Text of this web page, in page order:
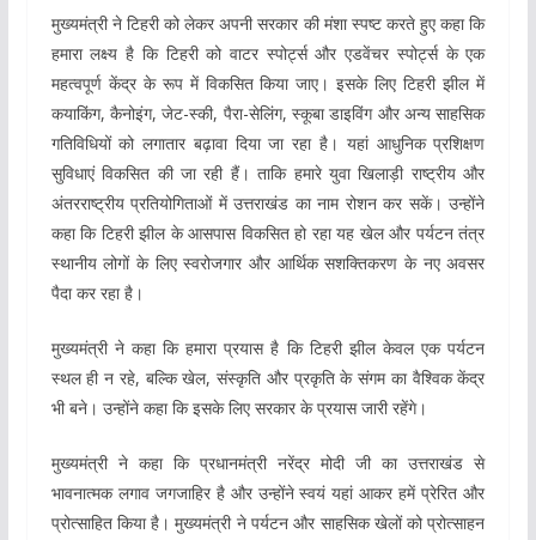
मुख्यमंत्री ने टिहरी को लेकर अपनी सरकार की मंशा स्पष्ट करते हुए कहा कि
हमारा लक्ष्य है कि टिहरी को वाटर स्पोर्ट्स और एडवेंचर स्पोर्ट्स के एक
महत्वपूर्ण केंद्र के रूप में विकसित किया जाए। इसके लिए टिहरी झील में
कयाकिंग, कैनोइंग, जेट-स्की, पैरा-सेलिंग, स्कूबा डाइविंग और अन्य साहसिक
गतिविधियों को लगातार बढ़ावा दिया जा रहा है। यहां आधुनिक प्रशिक्षण
सुविधाएं विकसित की जा रही हैं। ताकि हमारे युवा खिलाड़ी राष्ट्रीय और
अंतरराष्ट्रीय प्रतियोगिताओं में उत्तराखंड का नाम रोशन कर सकें। उन्होंने
कहा कि टिहरी झील के आसपास विकसित हो रहा यह खेल और पर्यटन तंत्र
स्थानीय लोगों के लिए स्वरोजगार और आर्थिक सशक्तिकरण के नए अवसर
पैदा कर रहा है।
मुख्यमंत्री ने कहा कि हमारा प्रयास है कि टिहरी झील केवल एक पर्यटन
स्थल ही न रहे, बल्कि खेल, संस्कृति और प्रकृति के संगम का वैश्विक केंद्र
भी बने। उन्होंने कहा कि इसके लिए सरकार के प्रयास जारी रहेंगे।
मुख्यमंत्री ने कहा कि प्रधानमंत्री नरेंद्र मोदी जी का उत्तराखंड से
भावनात्मक लगाव जगजाहिर है और उन्होंने स्वयं यहां आकर हमें प्रेरित और
प्रोत्साहित किया है। मुख्यमंत्री ने पर्यटन और साहसिक खेलों को प्रोत्साहन